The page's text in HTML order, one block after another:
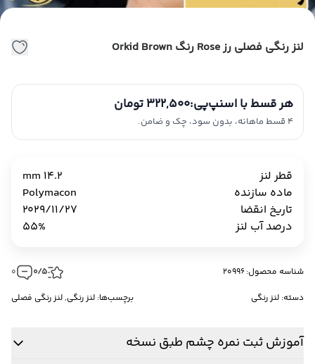
لنز رنگی فصلی رز Rose رنگ Orkid Brown
هر قسط با اسنپ‌پی:322,500 تومان
4 قسط ماهانه، بدون سود، چک و ضامن.
قطر لنز
14.2 mm
ماده سازنده
Polymacon
تاریخ انقضا
2029/11/27
درصد آب لنز
55%
شناسه محصول: 20996 0/5
0
دسته: لنز رنگی برچسب‌ها: لنز رنگی,لنز رنگی فصلی
آموزش ثبت نمره چشم طبق نسخه